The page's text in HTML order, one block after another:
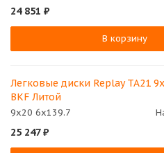
24 851 ₽
В корзину
Легковые диски Replay TA21
BKF Литой
9x20 6x139.7
25 247₽